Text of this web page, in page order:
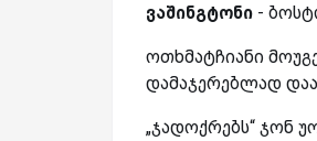
ვაშინგტონი -
ოთხმატჩიანი
დამაჯერებლად
„ჯადოქრებს“ ჯონ